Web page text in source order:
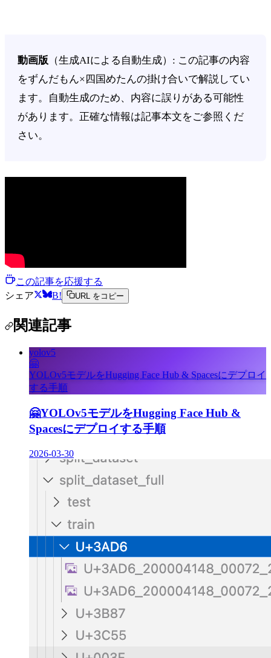
動画版 （生成AIによる自動生成）: この記事の内容
をずんだもん×四国めたんの掛け合いで解説してい
ます。自動生成のため、内容に誤りがある可能性
があります。正確な情報は記事本文をご参照くだ
さい。
この記事を応援する
シェア
B! URL をコピー
関連記事
yolov5
🤗
YOLOv5モデルをHugging Face Hub & Spacesにデプロイ
する手順
🤗YOLOv5モデルをHugging Face Hub &
Spacesにデプロイする手順
2026-03-30